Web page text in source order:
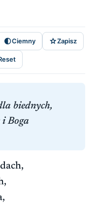
Ciemny Zapisz
biednych,
i Boga